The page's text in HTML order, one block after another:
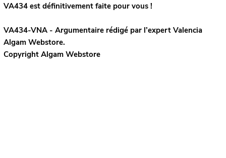
VA434 est définitivement faite pour vous !
VA434-VNA - Argumentaire rédigé par l’expert Valencia
Algam Webstore.
Copyright Algam Webstore